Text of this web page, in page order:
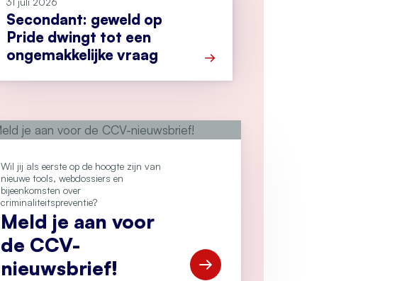
Secondant: geweld op
Pride dwingt tot een
ongemakkelijke vraag
Wil jij als eerste op de hoogte zijn van
nieuwe tools, webdossiers en
bijeenkomsten over
criminaliteitspreventie?
Meld je aan voor
de CCV-
nieuwsbrief!
Open Meld je aan voor de CCV-